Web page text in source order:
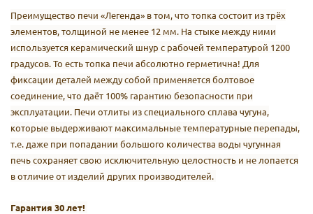
Преимущество печи «Легенда» в том, что топка состоит из трёх
элементов, толщиной не менее 12 мм. На стыке между ними
используется керамический шнур с рабочей температурой 1200
градусов. То есть топка печи абсолютно герметична! Для
фиксации деталей между собой применяется болтовое
соединение, что даёт 100% гарантию безопасности при
эксплуатации. Печи отлиты из специального сплава чугуна,
которые выдерживают максимальные температурные перепады,
т.е. даже при попадании большого количества воды чугунная
печь сохраняет свою исключительную целостность и не лопается
в отличие от изделий других производителей.
Гарантия 30 лет!